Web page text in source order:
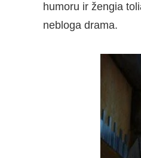
humoru ir žengia
nebloga drama.